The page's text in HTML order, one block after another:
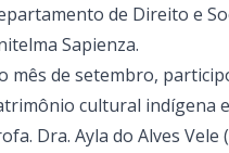
de Direito e
Sapienza.
mês de setembro,
cultural indígena
Dra. Ayla do Alves